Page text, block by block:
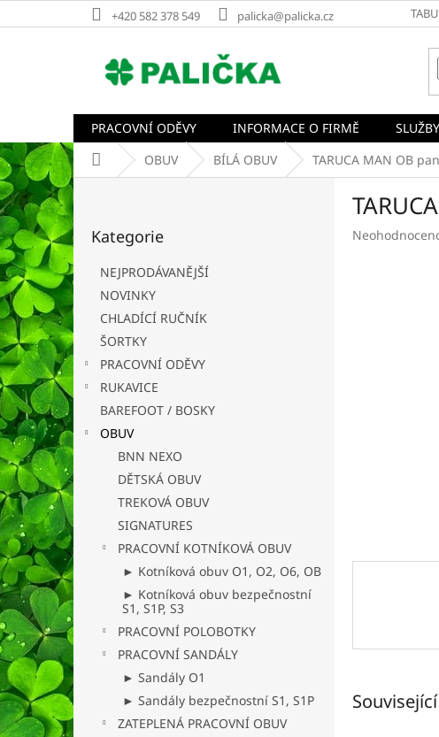
na
+420 582 378 549 palicka@palicka.cz
PRACOVNÍ ODĚVY INFORMACE O FIRMĚ SLUŽBY
Domů OBUV BÍLÁ OBUV TARUCA MAN OB
P
o
s
t
r
a
n
n
í
p
a
n
l
kategorie
Kategorie
NEJPRODÁVANĚJŠÍ
NOVINKY
CHLADÍCÍ RUČNÍK
ŠORTKY
PRACOVNÍ ODĚVY
RUKAVICE
BAREFOOT / BOSKY
OBUV
BNN NEXO
DĚTSKÁ OBUV
TREKOVÁ OBUV
SIGNATURES
PRACOVNÍ KOTNÍKOVÁ OBUV
► Kotníková obuv O1, O2, O6, OB
► Kotníková obuv bezpečnostní
S1, S1P, S3
PRACOVNÍ POLOBOTKY
PRACOVNÍ SANDÁLY
► Sandály O1
► Sandály bezpečnostní S1, S1P
ZATEPLENÁ PRACOVNÍ OBUV
Průměrné